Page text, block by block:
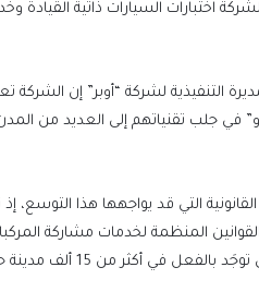
اختبارات السيارات ذاتية القيادة
التنفيذية لشركة “أوبر” إن الشركة
في جلب تقنياتهم إلى العديد من
التي قد يواجهها هذا التوسع، إذ
المنظمة لخدمات مشاركة
أكثر من 15 ألف مدينة حول العالم.